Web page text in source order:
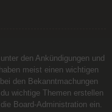
den Ankündigungen und
meist einen wichtigen
den Bekanntmachungen
wichtige Themen erstellen
Board-Administration ein.